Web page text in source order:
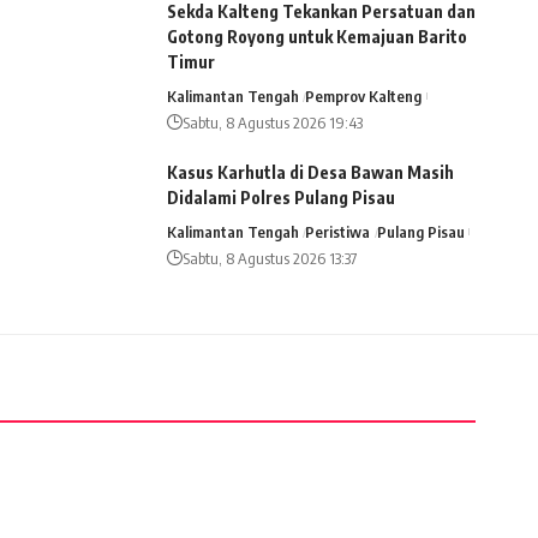
Sekda Kalteng Tekankan Persatuan dan
Gotong Royong untuk Kemajuan Barito
Timur
Kalimantan Tengah Pemprov Kalteng
Sabtu, 8 Agustus 2026 19:43
Kasus Karhutla di Desa Bawan Masih
Didalami Polres Pulang Pisau
Kalimantan Tengah Peristiwa Pulang Pisau
Sabtu, 8 Agustus 2026 13:37